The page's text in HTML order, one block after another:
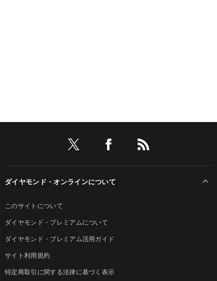
ダイヤモンド・オンラインについて
このサイトについて
ダイヤモンド・プレミアムについて
ダイヤモンド・プレミアム活用ガイド
サイト利用規約
特定商取引に関する法律に基づく表示